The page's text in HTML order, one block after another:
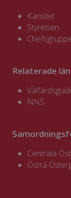
Kansliet
Styrelsen
Relaterade
NNS
Centrala
Östra